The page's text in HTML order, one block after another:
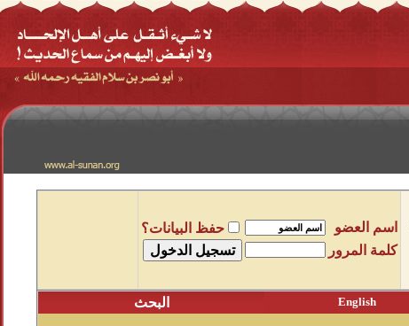
اسم العضو
حفظ البيانات؟
كلمة المرور
English البحث